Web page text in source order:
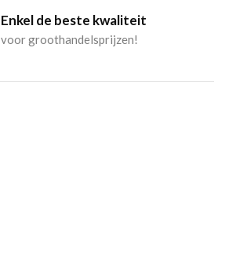
Enkel de beste kwaliteit
voor groothandelsprijzen!